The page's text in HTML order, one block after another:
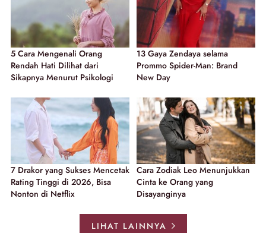
5 Cara Mengenali Orang
Rendah Hati Dilihat dari
Sikapnya Menurut Psikologi
13 Gaya Zendaya selama
Prommo Spider-Man: Brand
New Day
7 Drakor yang Sukses Mencetak
Rating Tinggi di 2026, Bisa
Nonton di Netflix
Cara Zodiak Leo Menunjukkan
Cinta ke Orang yang
Disayanginya
LIHAT LAINNYA